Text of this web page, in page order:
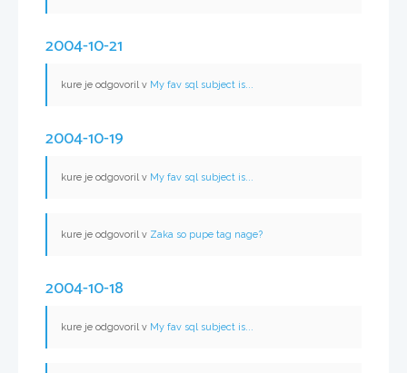
2004-10-21
kure je odgovoril v My fav sql subject is...
2004-10-19
kure je odgovoril v My fav sql subject is...
kure je odgovoril v Zaka so pupe tag nage?
2004-10-18
kure je odgovoril v My fav sql subject is...